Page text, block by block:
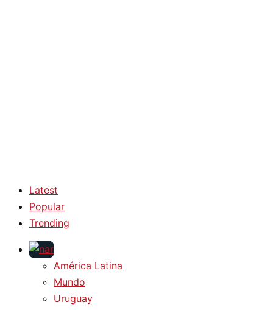
Latest
Popular
Trending
América Latina
Mundo
Uruguay